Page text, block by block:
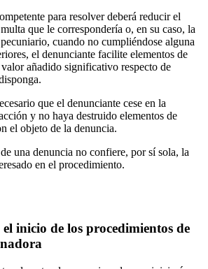
para resolver deberá reducir el
que le correspondería o, en su caso, la
cuando no cumpliéndose alguna
el denunciante facilite elementos de
añadido significativo respecto de
que el denunciante cese en la
y no haya destruido elementos de
el objeto de la denuncia.
una denuncia no confiere, por sí sola, la
en el procedimiento.
el inicio de los procedimientos de